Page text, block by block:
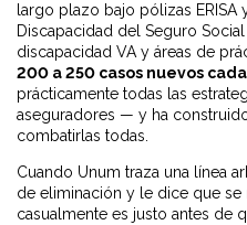
largo plazo bajo pólizas ERISA
Discapacidad del Seguro
discapacidad VA y áreas de
200 a 250 casos nuevos
prácticamente todas las
aseguradores — y ha
combatirlas todas.
Cuando Unum traza una línea
de eliminación y le dice que
casualmente es justo antes de